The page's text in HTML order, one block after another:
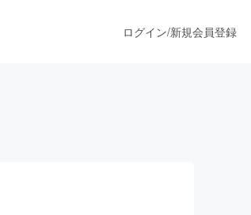
ログイン/新規会員登録